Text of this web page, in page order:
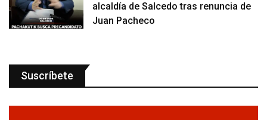
alcaldía de Salcedo tras renuncia de
Juan Pacheco
Suscríbete